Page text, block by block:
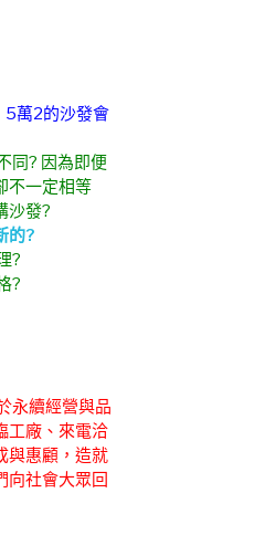
5萬2的沙發會
同? 因為即便
不一定相等
沙發?
的?
?
?
永續經營與品
工廠、來電洽
與惠顧，造就
向社會大眾回